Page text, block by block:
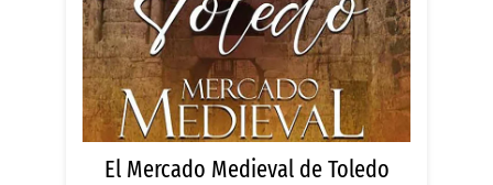
El Mercado Medieval de Toledo